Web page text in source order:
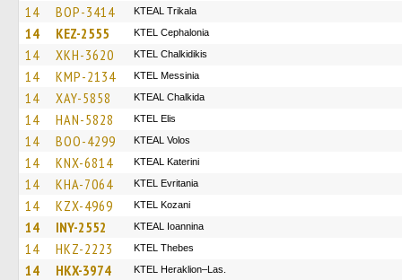
14 BOP-3414 KTEAL Trikala
14 KEZ-2555 KTEL Cephalonia
14 XKH-3620 ΚΤΕL Chalkidikis
14 KMP-2134 KTEL Messinia
14 XAY-5858 KTEAL Chalkida
14 HAN-5828 KTEL Elis
14 BOO-4299 KTEAL Volos
14 KNX-6814 KTEAL Katerini
14 KHA-7064 ΚΤΕL Evritania
14 KZX-4969 ΚΤΕL Kozani
14 INY-2552 KTEAL Ioannina
14 HKZ-2223 KTEL Thebes
14 HKX-3974 KTEL Heraklion–Las.